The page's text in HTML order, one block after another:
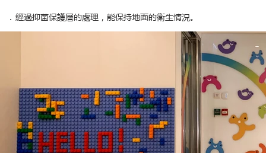
． 經過抑菌保護層的處理，能保持地面的衛生情況。